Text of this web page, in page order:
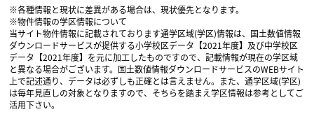
※各種情報と現状に差異がある場合は、現状優先となります。
※物件情報の学区情報について
当サイト物件情報に記載されております通学区域(学区)情報は、国土数値情報
ダウンロードサービスが提供する小学校区データ【2021年度】及び中学校区
データ【2021年度】を元に加工したものですので、記載情報が現在の学区域
と異なる場合がございます。国土数値情報ダウンロードサービスのWEBサイト
上で記述通り、データは必ずしも正確とは言えません。また、通学区域(学区)
は毎年見直しの対象となりますので、そちらを踏まえ学区情報は参考としてご
活用下さい。